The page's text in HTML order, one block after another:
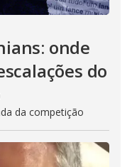
onde
do
da competição